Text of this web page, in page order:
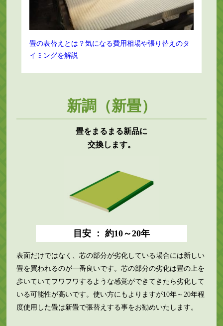
畳の表替えとは？気になる費用相場や張り替えのタ
イミングを解説
新調（新畳）
畳をまるまる新品に
交換します。
目安 ： 約10～20年
表面だけではなく、芯の部分が劣化している場合には新しい
畳を買われるのが一番良いです。芯の部分の劣化は畳の上を
歩いていてフワフワするような感覚ができてきたら劣化して
いる可能性が高いです。使い方にもよりますが10年～20年程
度使用した畳は新畳で張替えする事をお勧めいたします。